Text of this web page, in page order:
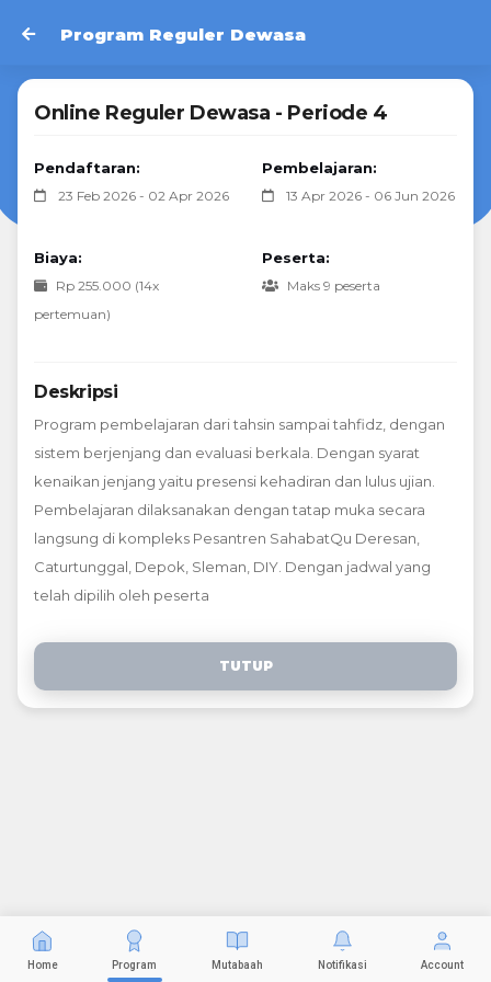
Program Reguler Dewasa
Home Program Mutabaah Notifikasi Account
Online Reguler Dewasa - Periode 4
Pendaftaran:
23 Feb 2026 - 02 Apr 2026
Pembelajaran:
13 Apr 2026 - 06 Jun 2026
Biaya:
Rp 255.000 (14x
pertemuan)
Peserta:
Maks 9 peserta
Deskripsi
Program pembelajaran dari tahsin sampai tahfidz, dengan
sistem berjenjang dan evaluasi berkala. Dengan syarat
kenaikan jenjang yaitu presensi kehadiran dan lulus ujian.
Pembelajaran dilaksanakan dengan tatap muka secara
langsung di kompleks Pesantren SahabatQu Deresan,
Caturtunggal, Depok, Sleman, DIY. Dengan jadwal yang
telah dipilih oleh peserta
TUTUP